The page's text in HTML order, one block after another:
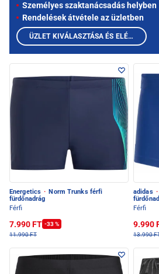
Energetics · Norm Trunks férfi
fürdőnadrág
Férfi
7.990 FT -33 %
11.990 FT
adidas ·
Férfi
9.990
13.990
Személyes szaktanácsadás helyben
Rendelések átvétele az üzletben
ÜZLET KIVÁLASZTÁSA ÉS ELÉRHETŐ TERMÉKEK MEGTEKINTÉSE